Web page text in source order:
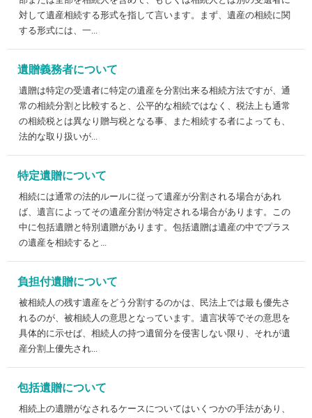
対して遺産相続する形式を指して言います。まず、遺産の相続に関
する形式には、一...
遺贈義務者について
遺贈は特定の受遺者に特定の遺産を分割出来る相続方法ですが、通
常の相続分割と比較すると、公平的な相続ではなく、税法上も通常
の相続税とは異なり贈与税となる事、また相続する者によっても、
法的な取り扱いが...
特定遺贈について
相続には通常の法的ルールに従って遺産が分割される場合があれ
ば、遺言によってその遺産分割が特定される場合があります。この
中に包括遺贈と特別遺贈があります。包括遺贈は遺産の中でプラス
の遺産を相続すると...
負担付遺贈について
被相続人の残す遺産をどう分割するのかは、民法上では最も優先さ
れるのが、被相続人の意思となっています。遺言状等でその意思を
具体的に示せば、相続人の持つ遺留分を侵害しない限り、それが遺
産分割上優先され...
包括遺贈について
相続上の遺贈がなされるケースについてはいくつかの手法があり、